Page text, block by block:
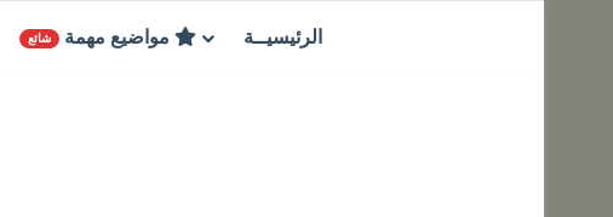
الرئيسيــة مواضيع مهمة شائع